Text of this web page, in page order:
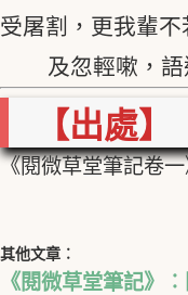
受屠割，更我輩不
及忽輕嗽，
【出處】
《閱微草堂筆記卷
其他文章︰
《閱微草堂筆記》